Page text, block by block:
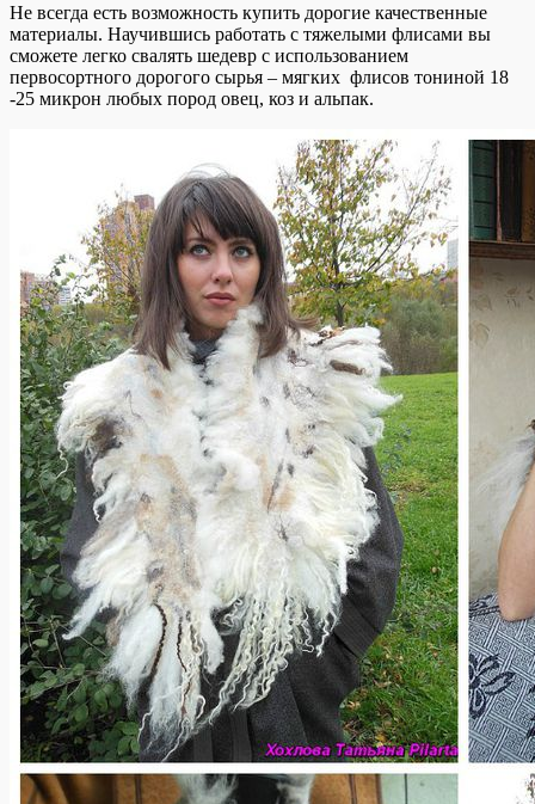
Не всегда есть возможность купить дорогие качественные
материалы. Научившись работать с тяжелыми флисами вы
сможете легко свалять шедевр с использованием
первосортного дорогого сырья – мягких флисов тониной 18
-25 микрон любых пород овец, коз и альпак.